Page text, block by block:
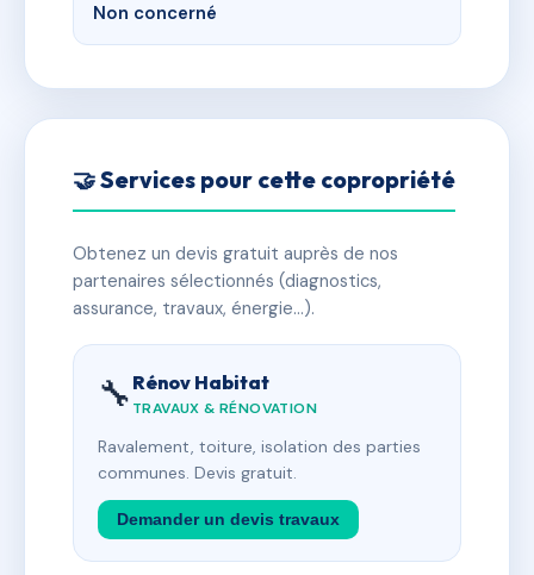
Non concerné
🤝 Services pour cette copropriété
Obtenez un devis gratuit auprès de nos
partenaires sélectionnés (diagnostics,
assurance, travaux, énergie…).
🔧 Rénov Habitat
TRAVAUX & RÉNOVATION
Ravalement, toiture, isolation des parties
communes. Devis gratuit.
Demander un devis travaux